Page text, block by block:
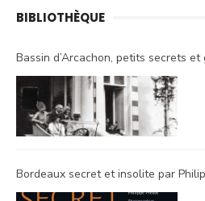
BIBLIOTHÈQUE
Bassin d’Arcachon, petits secrets
Bordeaux secret et insolite par